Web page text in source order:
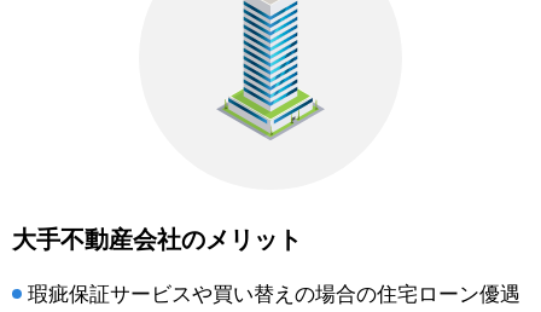
大手不動産会社のメリット
瑕疵保証サービスや買い替えの場合の住宅ローン優遇